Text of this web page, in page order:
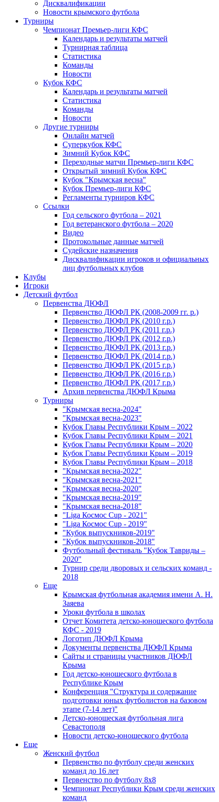
Дисквалификации
Новости крымского футбола
Турниры
Чемпионат Премьер-лиги КФС
Календарь и результаты матчей
Турнирная таблица
Статистика
Команды
Новости
Кубок КФС
Календарь и результаты матчей
Статистика
Команды
Новости
Другие турниры
Онлайн матчей
Суперкубок КФС
Зимний Кубок КФС
Переходные матчи Премьер-лиги КФС
Открытый зимний Кубок КФС
Кубок "Крымская весна"
Кубок Премьер-лиги КФС
Регламенты турниров КФС
Ссылки
Год сельского футбола – 2021
Год ветеранского футбола – 2020
Видео
Протокольные данные матчей
Судейские назначения
Дисквалификации игроков и официальных
лиц футбольных клубов
Клубы
Игроки
Детский футбол
Первенства ДЮФЛ
Первенство ДЮФЛ РК (2008-2009 гг. р.)
Первенство ДЮФЛ РК (2010 г.р.)
Первенство ДЮФЛ РК (2011 г.р.)
Первенство ДЮФЛ РК (2012 г.р.)
Первенство ДЮФЛ РК (2013 г.р.)
Первенство ДЮФЛ РК (2014 г.р.)
Первенство ДЮФЛ РК (2015 г.р.)
Первенство ДЮФЛ РК (2016 г.р.)
Первенство ДЮФЛ РК (2017 г.р.)
Архив первенства ДЮФЛ Крыма
Турниры
"Крымская весна-2024"
"Крымская весна-2023"
Кубок Главы Республики Крым – 2022
Кубок Главы Республики Крым – 2021
Кубок Главы Республики Крым – 2020
Кубок Главы Республики Крым – 2019
Кубок Главы Республики Крым – 2018
"Крымская весна-2022"
"Крымская весна-2021"
"Крымская весна-2020"
"Крымская весна-2019"
"Крымская весна-2018"
"Liga Космос Cup - 2021"
"Liga Космос Cup - 2019"
"Кубок выпускников-2019"
"Кубок выпускников-2018"
Футбольный фестиваль "Кубок Тавриды –
2020"
Турнир среди дворовых и сельских команд -
2018
Еще
Крымская футбольная академия имени А. Н.
Заяева
Уроки футбола в школах
Отчет Комитета детско-юношеского футбола
КФС - 2019
Логотип ДЮФЛ Крыма
Документы первенства ДЮФЛ Крыма
Сайты и страницы участников ДЮФЛ
Крыма
Год детско-юношеского футбола в
Республике Крым
Конференция "Структура и содержание
подготовки юных футболистов на базовом
этапе (7-14 лет)"
Детско-юношеская футбольная лига
Севастополя
Новости детско-юношеского футбола
Еще
Женский футбол
Первенство по футболу среди женских
команд до 16 лет
Первенство по футболу 8х8
Чемпионат Республики Крым среди женских
команд